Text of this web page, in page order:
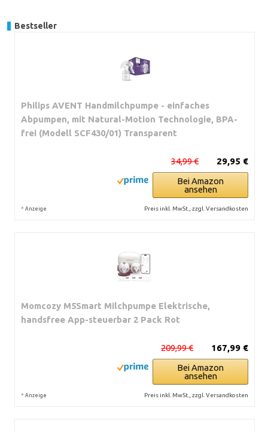
Bestseller
Philips AVENT Handmilchpumpe - einfaches
Abpumpen, mit Natural-Motion Technologie, BPA-
frei (Modell SCF430/01) Transparent
29,95 €
34,99 €
Bei Amazon
ansehen
* Anzeige Preis inkl. MwSt., zzgl. Versandkosten
Momcozy M5Smart Milchpumpe Elektrische,
handsfree App-steuerbar 2 Pack Rot
167,99 €
209,99 €
Bei Amazon
ansehen
* Anzeige Preis inkl. MwSt., zzgl. Versandkosten